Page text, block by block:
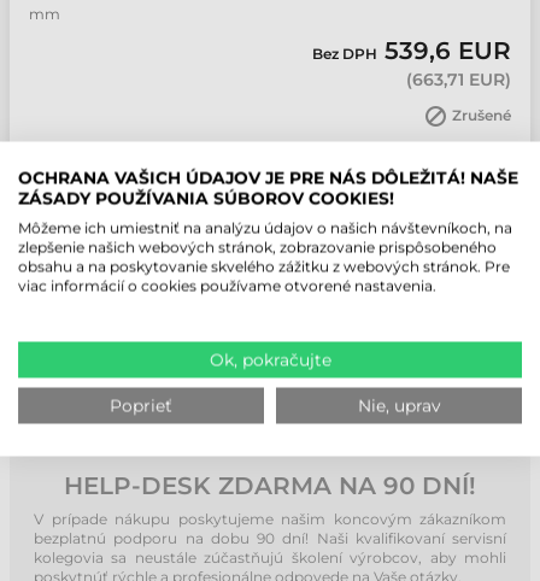
mm
Bez DPH 539,6 EUR
(663,71 EUR)
Zrušené
ks
NAKUPUJTE ETIKETY OD TÝCH, KTORÍ
HELP-DESK ZDARMA NA 90 DNÍ!
V prípade nákupu poskytujeme našim koncovým zákazníkom
bezplatnú podporu na dobu 90 dní! Naši kvalifikovaní servisní
kolegovia sa neustále zúčastňujú školení výrobcov, aby mohli
poskytnúť rýchle a profesionálne odpovede na Vaše otázky.
OCHRANA VAŠICH ÚDAJOV JE PRE NÁS DÔLEŽITÁ! NAŠE
ZÁSADY POUŽÍVANIA SÚBOROV COOKIES!
Môžeme ich umiestniť na analýzu údajov o našich návštevníkoch, na
zlepšenie našich webových stránok, zobrazovanie prispôsobeného
obsahu a na poskytovanie skvelého zážitku z webových stránok. Pre
viac informácií o cookies používame otvorené nastavenia.
Ok, pokračujte
Poprieť Nie, uprav